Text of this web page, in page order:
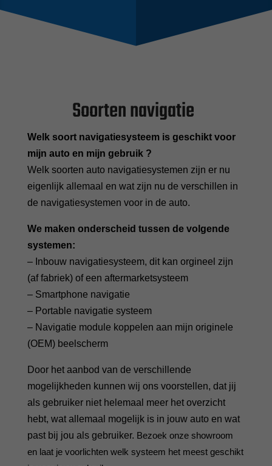
Soorten navigatie
Welk soort navigatiesysteem is geschikt voor
mijn auto en mijn gebruik ?
Welk soorten auto navigatiesystemen zijn er nu
eigenlijk allemaal en wat zijn nu de verschillen in
de navigatiesystemen voor in de auto.
We maken onderscheid tussen de volgende
systemen:
– Inbouw navigatiesysteem, dit kan orgineel zijn
(af fabriek) of een aftermarketsysteem
– Smartphone navigatie
– Portable navigatie systeem
– Navigatie module koppelen aan mijn originele
(OEM) beelscherm
Door het aanbod van de verschillende
mogelijkheden kunnen wij ons voorstellen, dat jij
als gebruiker niet helemaal meer het overzicht
hebt, wat allemaal mogelijk is in jouw auto en wat
past bij jou als gebruiker. Bezoek onze showroom
en laat je voorlichten welk systeem het meest geschikt